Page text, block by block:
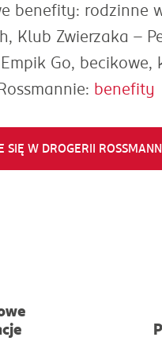
benefity: rodzinne
Klub Zwierzaka –
Empik Go,
benefity
SIĘ W DROGERII
dla